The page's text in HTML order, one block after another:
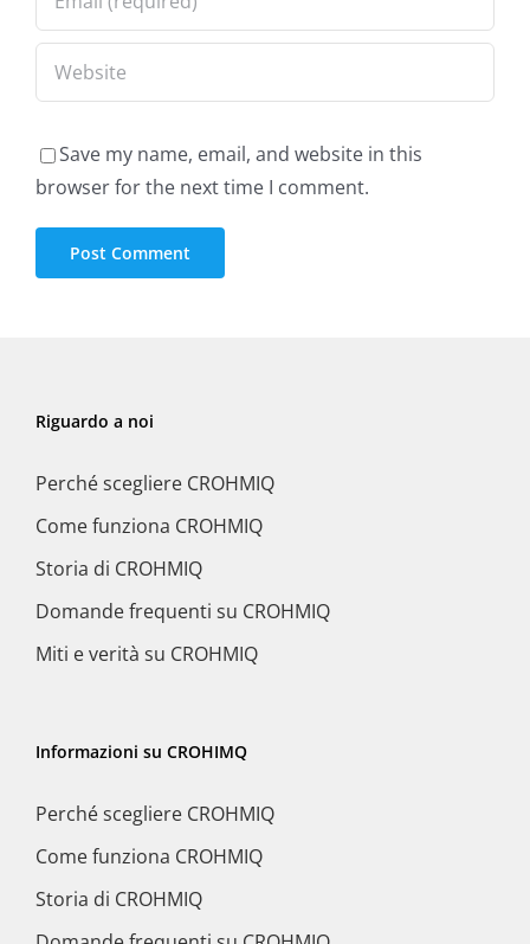
Save my name, email, and website in this
browser for the next time I comment.
Riguardo a noi
Perché scegliere CROHMIQ
Come funziona CROHMIQ
Storia di CROHMIQ
Domande frequenti su CROHMIQ
Miti e verità su CROHMIQ
Informazioni su CROHIMQ
Perché scegliere CROHMIQ
Come funziona CROHMIQ
Storia di CROHMIQ